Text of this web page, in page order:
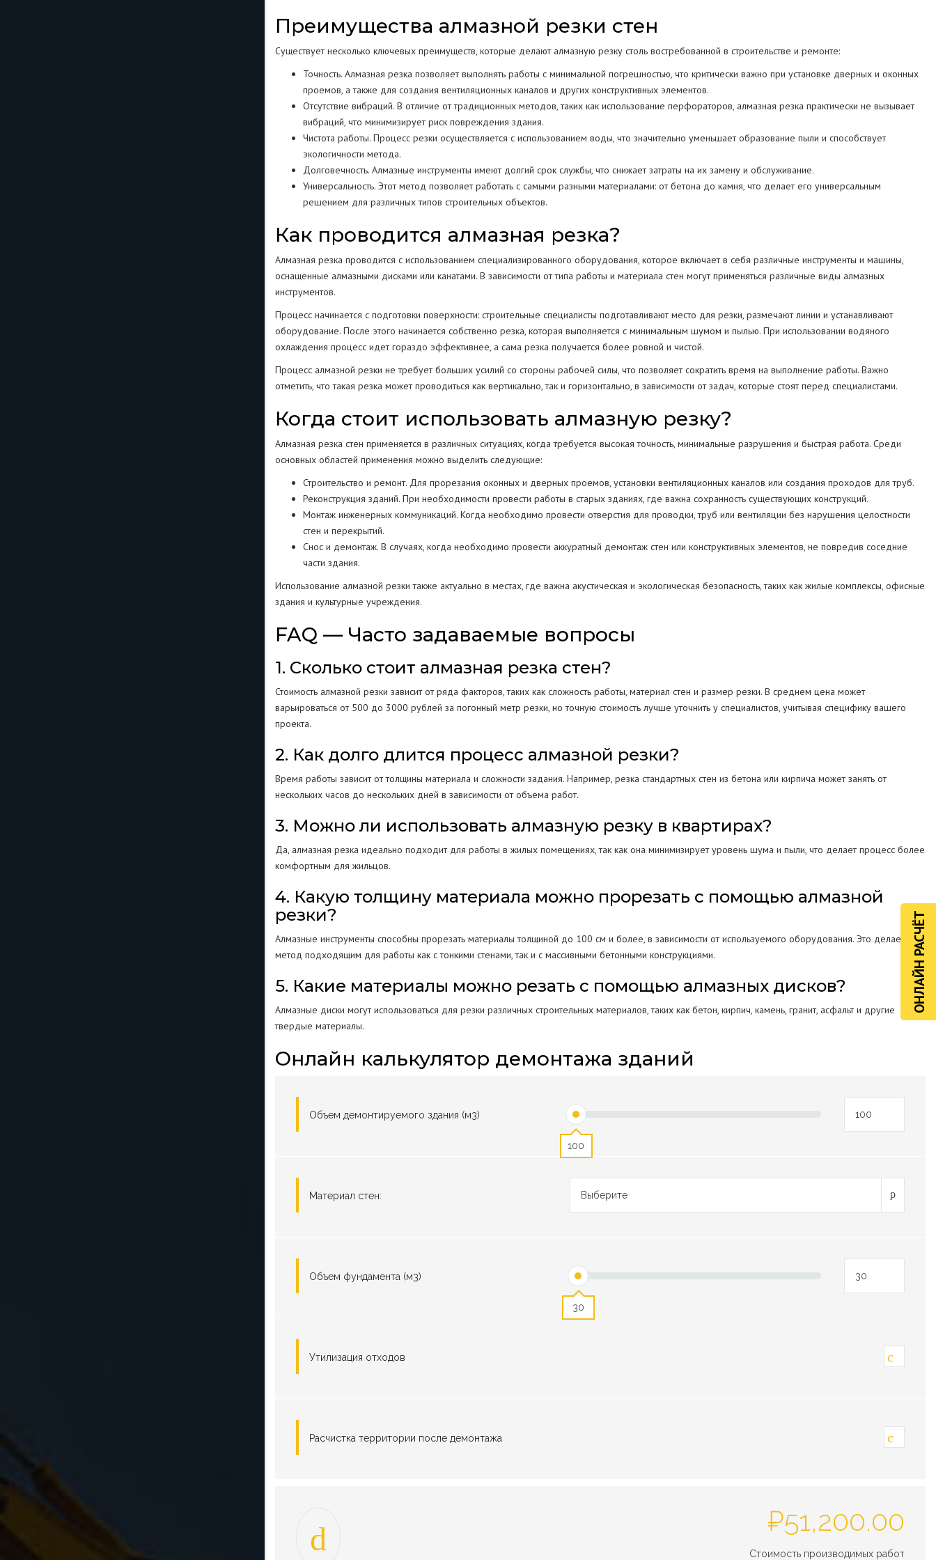
ОНЛАЙН РАСЧЁТ
Преимущества алмазной резки стен
Существует несколько ключевых преимуществ, которые делают алмазную резку столь востребованной в строительстве и ремонте:
Точность. Алмазная резка позволяет выполнять работы с минимальной погрешностью, что критически важно при установке дверных и оконных
проемов, а также для создания вентиляционных каналов и других конструктивных элементов.
Отсутствие вибраций. В отличие от традиционных методов, таких как использование перфораторов, алмазная резка практически не вызывает
вибраций, что минимизирует риск повреждения здания.
Чистота работы. Процесс резки осуществляется с использованием воды, что значительно уменьшает образование пыли и способствует
экологичности метода.
Долговечность. Алмазные инструменты имеют долгий срок службы, что снижает затраты на их замену и обслуживание.
Универсальность. Этот метод позволяет работать с самыми разными материалами: от бетона до камня, что делает его универсальным
решением для различных типов строительных объектов.
Как проводится алмазная резка?
Алмазная резка проводится с использованием специализированного оборудования, которое включает в себя различные инструменты и машины,
оснащенные алмазными дисками или канатами. В зависимости от типа работы и материала стен могут применяться различные виды алмазных
инструментов.
Процесс начинается с подготовки поверхности: строительные специалисты подготавливают место для резки, размечают линии и устанавливают
оборудование. После этого начинается собственно резка, которая выполняется с минимальным шумом и пылью. При использовании водяного
охлаждения процесс идет гораздо эффективнее, а сама резка получается более ровной и чистой.
Процесс алмазной резки не требует больших усилий со стороны рабочей силы, что позволяет сократить время на выполнение работы. Важно
отметить, что такая резка может проводиться как вертикально, так и горизонтально, в зависимости от задач, которые стоят перед специалистами.
Когда стоит использовать алмазную резку?
Алмазная резка стен применяется в различных ситуациях, когда требуется высокая точность, минимальные разрушения и быстрая работа. Среди
основных областей применения можно выделить следующие:
Строительство и ремонт. Для прорезания оконных и дверных проемов, установки вентиляционных каналов или создания проходов для труб.
Реконструкция зданий. При необходимости провести работы в старых зданиях, где важна сохранность существующих конструкций.
Монтаж инженерных коммуникаций. Когда необходимо провести отверстия для проводки, труб или вентиляции без нарушения целостности
стен и перекрытий.
Снос и демонтаж. В случаях, когда необходимо провести аккуратный демонтаж стен или конструктивных элементов, не повредив соседние
части здания.
Использование алмазной резки также актуально в местах, где важна акустическая и экологическая безопасность, таких как жилые комплексы, офисные
здания и культурные учреждения.
FAQ — Часто задаваемые вопросы
1. Сколько стоит алмазная резка стен?
Стоимость алмазной резки зависит от ряда факторов, таких как сложность работы, материал стен и размер резки. В среднем цена может
варьироваться от 500 до 3000 рублей за погонный метр резки, но точную стоимость лучше уточнить у специалистов, учитывая специфику вашего
проекта.
2. Как долго длится процесс алмазной резки?
Время работы зависит от толщины материала и сложности задания. Например, резка стандартных стен из бетона или кирпича может занять от
нескольких часов до нескольких дней в зависимости от объема работ.
3. Можно ли использовать алмазную резку в квартирах?
Да, алмазная резка идеально подходит для работы в жилых помещениях, так как она минимизирует уровень шума и пыли, что делает процесс более
комфортным для жильцов.
4. Какую толщину материала можно прорезать с помощью алмазной
резки?
Алмазные инструменты способны прорезать материалы толщиной до 100 см и более, в зависимости от используемого оборудования. Это делает
метод подходящим для работы как с тонкими стенами, так и с массивными бетонными конструкциями.
5. Какие материалы можно резать с помощью алмазных дисков?
Алмазные диски могут использоваться для резки различных строительных материалов, таких как бетон, кирпич, камень, гранит, асфальт и другие
твердые материалы.
Онлайн калькулятор демонтажа зданий
Объем демонтируемого здания (м3)
100
Материал стен: Выберите
Объем фундамента (м3)
30
Утилизация отходов
Расчистка территории после демонтажа
₽51,200.00
Стоимость производимых работ